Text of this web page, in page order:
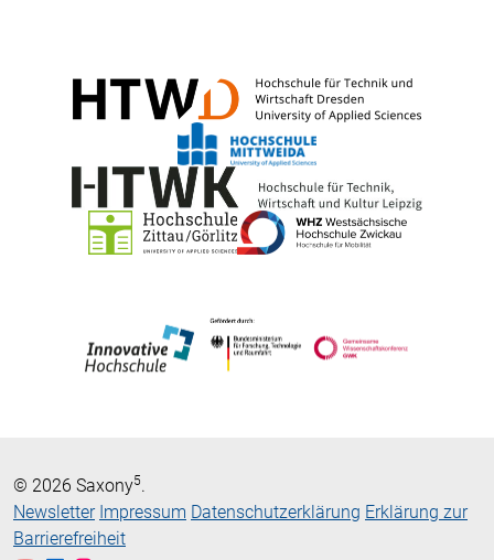
© 2026 Saxony5.
Newsletter Impressum Datenschutzerklärung Erklärung zur
Barrierefreiheit